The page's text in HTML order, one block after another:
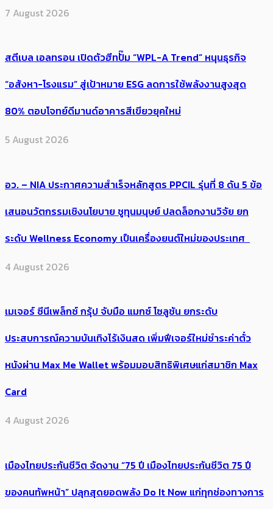
7 August 2026
สตีเบล เอลทรอน เปิดตัวฮีทปั๊ม “WPL-A Trend” หนุนธุรกิจ
“อสังหา-โรงแรม” สู่เป้าหมาย ESG ลดการใช้พลังงานสูงสุด
80% ตอบโจทย์ดีมานด์อาคารสีเขียวยุคใหม่
5 August 2026
อว. – NIA ประกาศความสำเร็จหลักสูตร PPCIL รุ่นที่ 8 ดัน 5 ข้อ
เสนอนวัตกรรมเชิงนโยบาย ชูทุนมนุษย์ ปลดล็อกงานวิจัย ยก
ระดับ Wellness Economy เป็นเครื่องยนต์ใหม่ของประเทศ
4 August 2026
เมเจอร์ ซีนีเพล็กซ์ กรุ้ป จับมือ แมกซ์ โซลูชัน ยกระดับ
ประสบการณ์ความบันเทิงไร้เงินสด เพิ่มฟีเจอร์ใหม่ชำระค่าตั๋ว
หนังผ่าน Max Me Wallet พร้อมมอบสิทธิพิเศษแก่สมาชิก Max
Card
4 August 2026
เมืองไทยประกันชีวิต จัดงาน “75 ปี เมืองไทยประกันชีวิต 75 ปี
ของคนทัพหน้า” ปลุกสุดยอดพลัง Do It Now แก่ทุกช่องทางการ